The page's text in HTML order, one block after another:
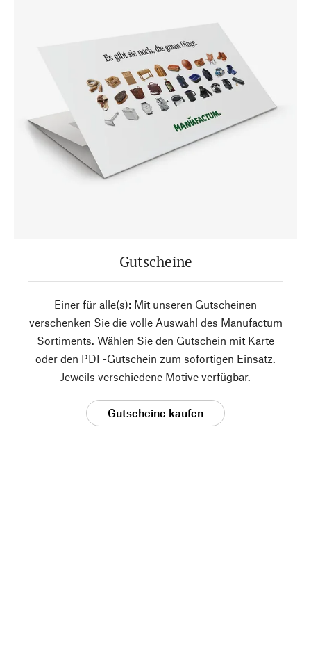
Gutscheine
Einer für alle(s): Mit unseren Gutscheinen
verschenken Sie die volle Auswahl des Manufactum
Sortiments. Wählen Sie den Gutschein mit Karte
oder den PDF-Gutschein zum sofortigen Einsatz.
Jeweils verschiedene Motive verfügbar.
Gutscheine kaufen